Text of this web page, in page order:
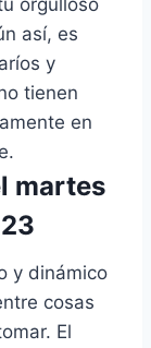
así, es
y
tienen
en
martes
y dinámico
cosas
El